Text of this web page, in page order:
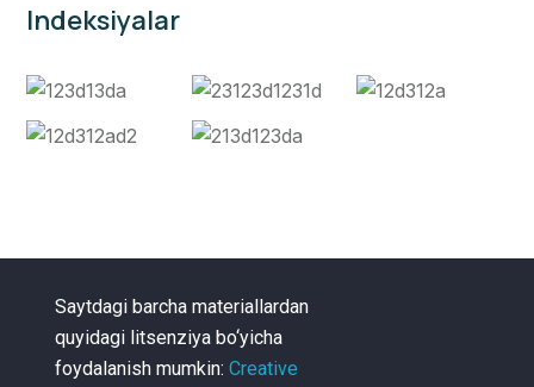
Indeksiyalar
Saytdagi barcha materiallardan
quyidagi litsenziya bo‘yicha
foydalanish mumkin: Creative